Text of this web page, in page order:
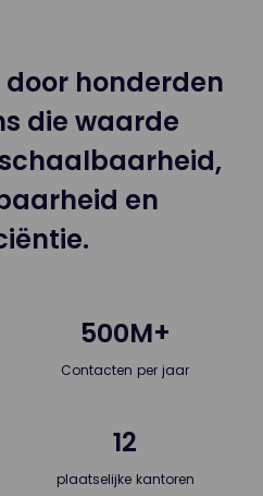
honderden
die waarde
en
500M+
Contacten per jaar
12
plaatselijke kantoren